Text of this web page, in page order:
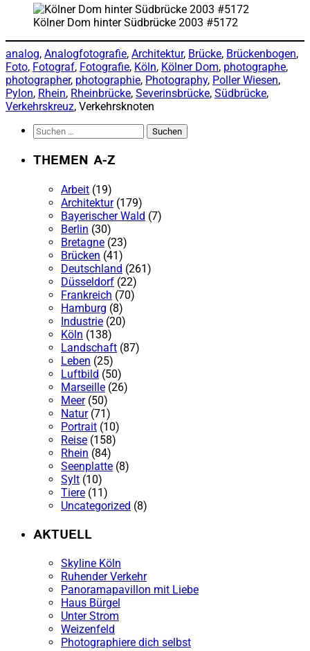
Kölner Dom hinter Südbrücke 2003 #5172
analog, Analogfotografie, Architektur, Brücke, Brückenbogen
Foto, Fotograf, Fotografie, Köln, Kölner Dom, photographe
photographer, photographie, Photography, Poller Wiesen
Pylon, Rhein, Rheinbrücke, Severinsbrücke, Südbrücke
Verkehrskreuz, Verkehrsknoten
Suchen
nach:
THEMEN A-Z
Arbeit (19)
Architektur(179)
Bayerischer Wald (7)
Berlin (30)
Bretagne (23)
Brücken (41)
Deutschland (261)
Düsseldorf (22)
Frankreich (70)
Hamburg (8)
Industrie (20)
Köln (138)
Landschaft (87)
Leben (25)
Luftbild (50)
Marseille (26)
Meer(50)
Natur(71)
Portrait (10)
Reise (158)
Rhein (84)
Seenplatte (8)
Sylt (10)
Tiere (11)
Uncategorized (8)
AKTUELL
Skyline Köln
Ruhender Verkehr
Panoramapavillon mit Liebe
Haus Bürgel
Unter Strom
Weizenfeld
Photographiere dich selbst